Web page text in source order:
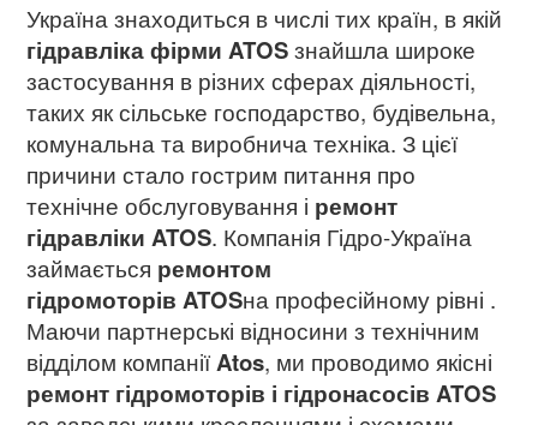
Україна знаходиться в числі тих країн, в якій
гідравліка фірми ATOSзнайшла широке
застосування в різних сферах діяльності,
таких як сільське господарство, будівельна,
комунальна та виробнича техніка. З цієї
причини стало гострим питання про
технічне обслуговування і ремонт
гідравліки ATOS. Компанія Гідро-Україна
займається ремонтом
гідромоторів ATOSна професійному рівні .
Маючи партнерські відносини з технічним
відділом компанії Atos, ми проводимо якісні
ремонт гідромоторів і гідронасосів ATOS